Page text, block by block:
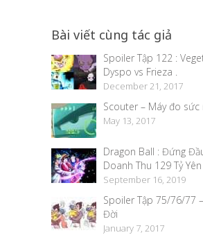
Bài viết cùng tác giả
Spoiler Tập 122 :
Dyspo vs Frieza .
December 21, 2017
Scouter – Máy đo sức
May 13, 2017
Dragon Ball : Đứng
Doanh Thu 129 Tỷ Yên
September 16, 2019
Spoiler Tập 75/76/77
Đời
January 7, 2017